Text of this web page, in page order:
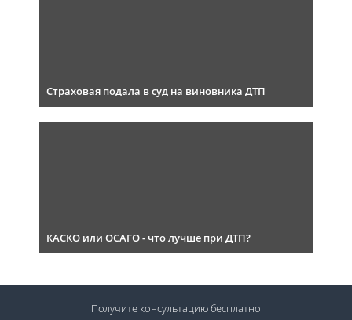
Страховая подала в суд на виновника ДТП
КАСКО или ОСАГО - что лучше при ДТП?
Получите консультациюбесплатно